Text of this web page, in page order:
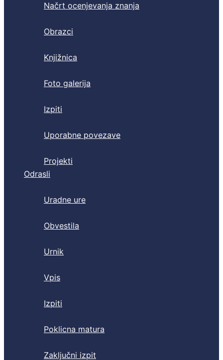
Načrt ocenjevanja znanja
Obrazci
Knjižnica
Foto galerija
Izpiti
Uporabne povezave
Projekti
Odrasli
Uradne ure
Obvestila
Urnik
Vpis
Izpiti
Poklicna matura
Zaključni izpit